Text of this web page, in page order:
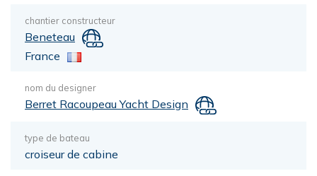
chantier constructeur
Beneteau
France
nom du designer
Berret Racoupeau Yacht Design
type de bateau
croiseur de cabine